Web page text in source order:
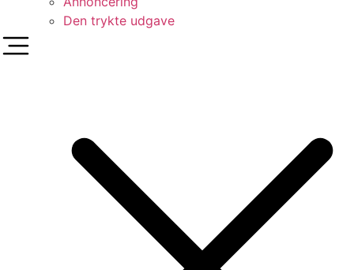
Den trykte udgave